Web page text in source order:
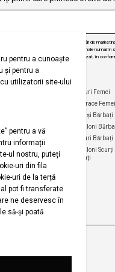
sunteți de acord să primiți comunicări de
și vom folosi informațiile dvs. personale numai în
noastre, să vă oferim conținut personalizat, în
orice moment, în mod gratuit.
Pantaloni Femei
Pantaloni Scurți
Femei
Bluze Femei
Maiouri Femei
Hanorace Femei
Cămași Bărbați
Pantaloni
Tricouri Bărbați
Pantaloni Scurți
Bărbați
Puteți ajunge